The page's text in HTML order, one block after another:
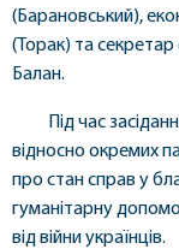
(Барановський),
(Торак) та секретар
Балан.
Під час
відносно окремих
про стан справ у
гуманітарну
від війни українців.